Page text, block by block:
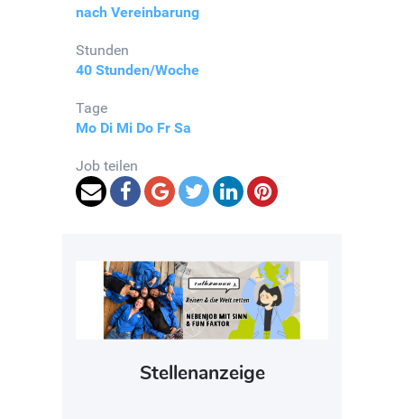
nach Vereinbarung
Stunden
40 Stunden/Woche
Tage
Mo Di Mi Do Fr Sa
Job teilen
Stellenanzeige